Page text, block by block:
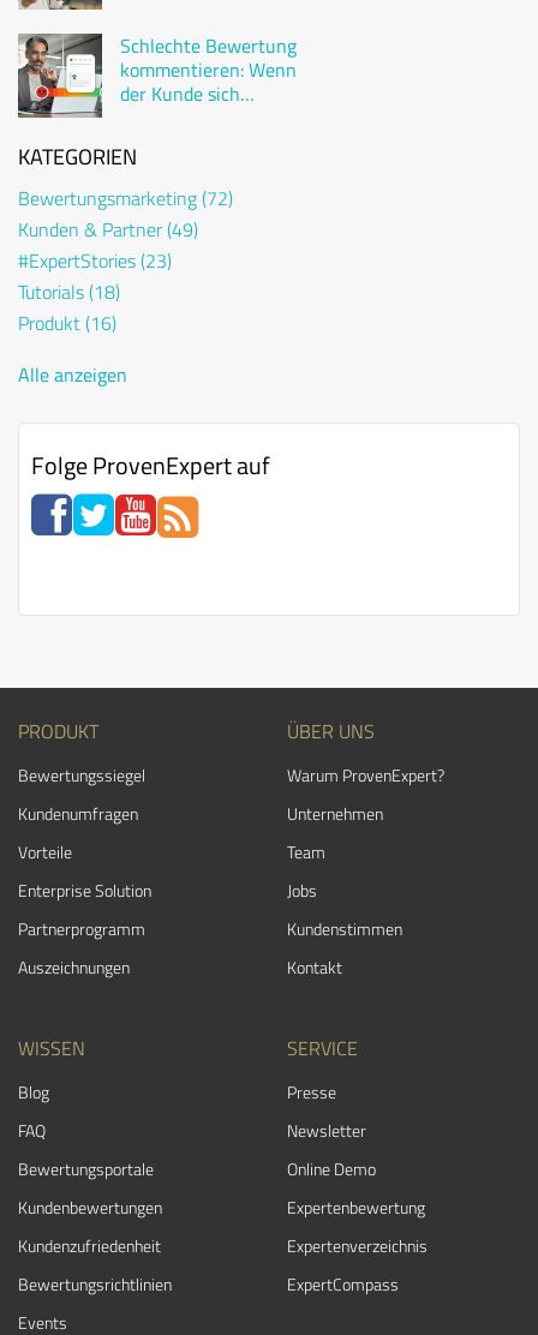
Schlechte Bewertung
kommentieren: Wenn
der Kunde sich
KATEGORIEN
Bewertungsmarketing(72)
Kunden & Partner(49)
#ExpertStories(23)
Tutorials(18)
Produkt(16)
Alle anzeigen
Folge ProvenExpert auf
PRODUKT
Bewertungssiegel
Kundenumfragen
Vorteile
Enterprise Solution
Partnerprogramm
Auszeichnungen
ÜBER UNS
Warum ProvenExpert?
Unternehmen
Team
Jobs
Kundenstimmen
Kontakt
WISSEN
Blog
FAQ
Bewertungsportale
Kundenbewertungen
Kundenzufriedenheit
Bewertungs­richtlinien
Events
SERVICE
Presse
Newsletter
Online Demo
Expertenbewertung
Expertenverzeichnis
ExpertCompass